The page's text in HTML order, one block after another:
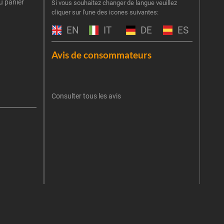
panier
Si vous souhaitez changer de langue veuillez
cliquer sur l'une des icones suivantes:
EN IT DE ES
Avis de consommateurs
Consulter tous les avis